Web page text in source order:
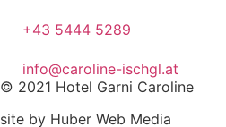
+43 5444 5289
info@caroline-ischgl.at
© 2021 Hotel Garni Caroline
site by Huber Web Media